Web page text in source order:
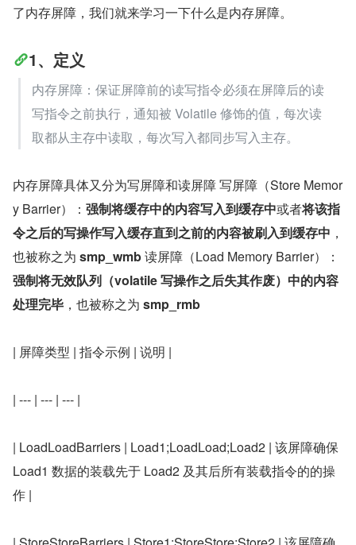
了内存屏障，我们就来学习一下什么是内存屏障。
1、定义
内存屏障：保证屏障前的读写指令必须在屏障后的读
写指令之前执行，通知被 Volatile 修饰的值，每次读
取都从主存中读取，每次写入都同步写入主存。
内存屏障具体又分为写屏障和读屏障 写屏障（Store Memor
y Barrier）： 强制将缓存中的内容写入到缓存中或者将该指
令之后的写操作写入缓存直到之前的内容被刷入到缓存中 ，
也被称之为 smp_wmb 读屏障（Load Memory Barrier）：
强制将无效队列（volatile 写操作之后失其作废）中的内容
处理完毕 ，也被称之为 smp_rmb
| 屏障类型 | 指令示例 | 说明 |
| --- | --- | --- |
| LoadLoadBarriers | Load1;LoadLoad;Load2 | 该屏障确保
Load1 数据的装载先于 Load2 及其后所有装载指令的的操
作 |